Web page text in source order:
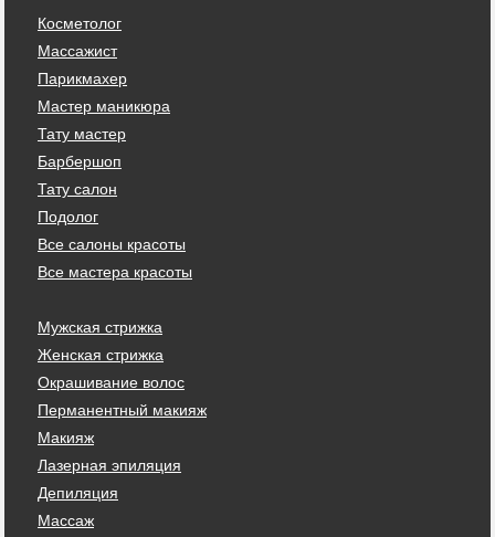
Косметолог
Массажист
Парикмахер
Мастер маникюра
Тату мастер
Барбершоп
Тату салон
Подолог
Все салоны красоты
Все мастера красоты
Мужская стрижка
Женская стрижка
Окрашивание волос
Перманентный макияж
Макияж
Лазерная эпиляция
Депиляция
Массаж